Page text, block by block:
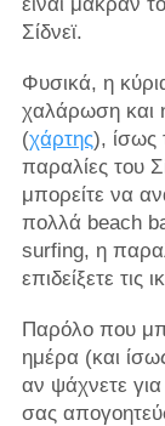
Σίδνεϊ.
Φυσικά, η
χαλάρωση και
(χάρτης), ίσως
παραλίες του
μπορείτε να
πολλά beach
surfing, η
επιδείξετε τις
Παρόλο που
ημέρα (και
αν ψάχνετε
σας